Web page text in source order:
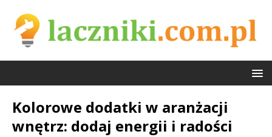
Kolorowe dodatki w aranżacji
wnętrz: dodaj energii i radości